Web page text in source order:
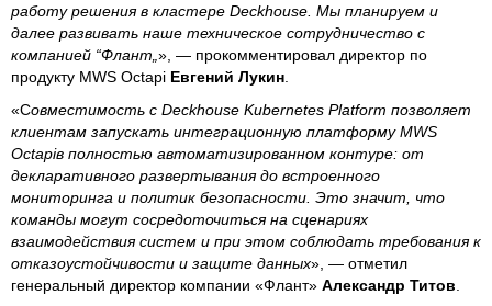
работу решения в кластере Deckhouse. Мы планируем и
далее развивать наше техническое сотрудничество с
компанией “Флант„ », — прокомментировал директор по
продукту MWS Octapi Евгений Лукин
«Совместимость с Deckhouse Kubernetes Platform позволяет
клиентам запускать интеграционную платформу MWS
Octapiв полностью автоматизированном контуре: от
декларативного развертывания до встроенного
мониторинга и политик безопасности. Это значит, что
команды могут сосредоточиться на сценариях
взаимодействия систем и при этом соблюдать требования к
отказоустойчивости и защите данных», — отметил
генеральный директор компании «Флант» Александр Титов